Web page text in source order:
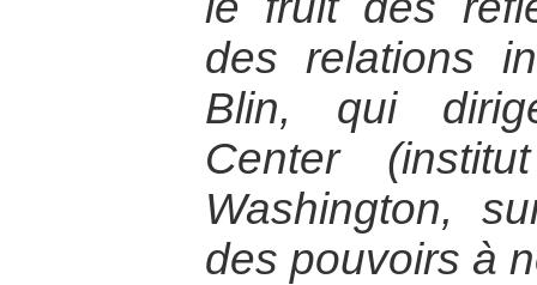
des relations
Blin, qui
Center
Washington,
des pouvoirs à